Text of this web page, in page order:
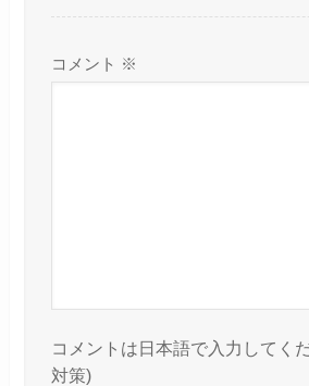
コメント ※
コメントは日本語で入力してく
対策)